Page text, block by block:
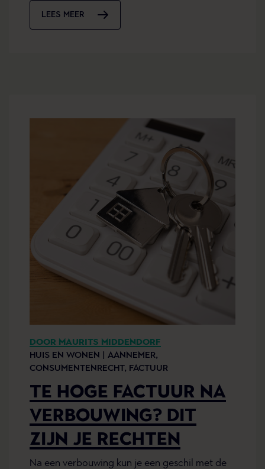
LEES MEER
DOOR MAURITS MIDDENDORF
HUIS EN WONEN |
AANNEMER,
CONSUMENTENRECHT, FACTUUR
TE HOGE FACTUUR NA
VERBOUWING? DIT
ZIJN JE RECHTEN
Na een verbouwing kun je een geschil met de